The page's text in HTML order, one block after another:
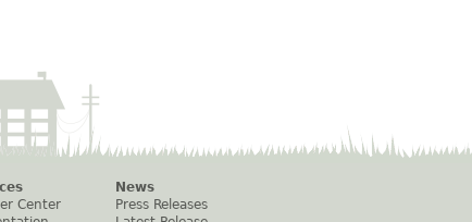
Center
News
Press Releases